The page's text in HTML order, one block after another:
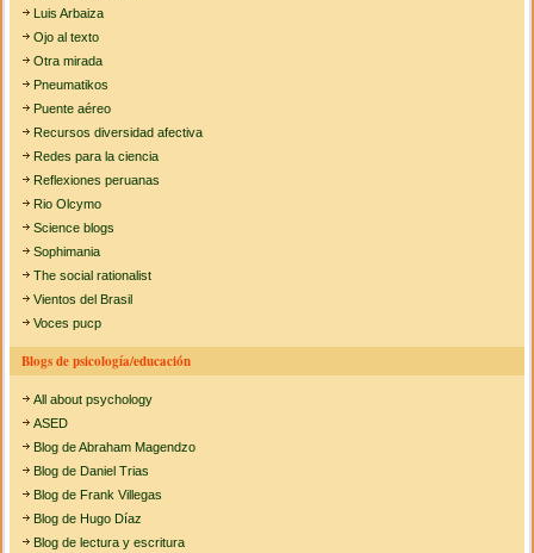
Luis Arbaiza
Ojo al texto
Otra mirada
Pneumatikos
Puente aéreo
Recursos diversidad afectiva
Redes para la ciencia
Reflexiones peruanas
Rio Olcymo
Science blogs
Sophimania
The social rationalist
Vientos del Brasil
Voces pucp
Blogs de psicología/educación
All about psychology
ASED
Blog de Abraham Magendzo
Blog de Daniel Trias
Blog de Frank Villegas
Blog de Hugo Díaz
Blog de lectura y escritura